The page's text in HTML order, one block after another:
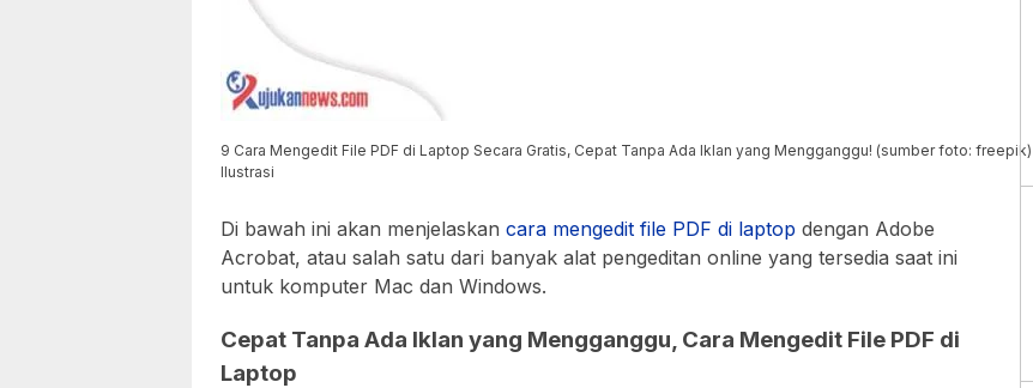
9 Cara Mengedit File PDF di Laptop Secara Gratis, Cepat Tanpa Ada Iklan yang Mengganggu! (sumber foto: freepik) |
Ilustrasi
Di bawah ini akan menjelaskan cara mengedit file PDF di laptop dengan Adobe
Acrobat, atau salah satu dari banyak alat pengeditan online yang tersedia saat ini
untuk komputer Mac dan Windows.
Cepat Tanpa Ada Iklan yang Mengganggu, Cara Mengedit File PDF di
Laptop